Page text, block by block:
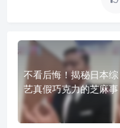
不看后悔！揭秘日本综
艺真假巧克力的芝麻事